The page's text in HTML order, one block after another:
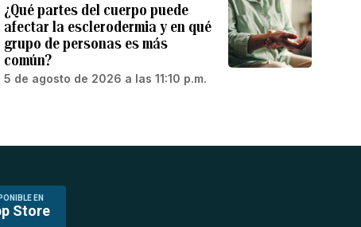
¿Qué partes del cuerpo puede
afectar la esclerodermia y en qué
grupo de personas es más
común?
5 de agosto de 2026 a las 11:10 p.m.
EN
Store